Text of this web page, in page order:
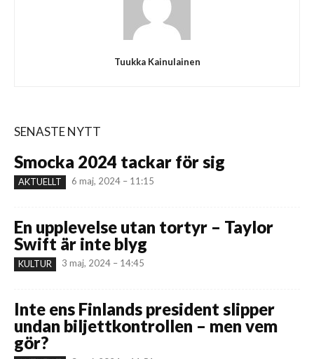
Tuukka Kainulainen
SENASTE NYTT
Smocka 2024 tackar för sig
AKTUELLT 6 maj, 2024 – 11:15
En upplevelse utan tortyr – Taylor
Swift är inte blyg
KULTUR 3 maj, 2024 – 14:45
Inte ens Finlands president slipper
undan biljettkontrollen – men vem
gör?